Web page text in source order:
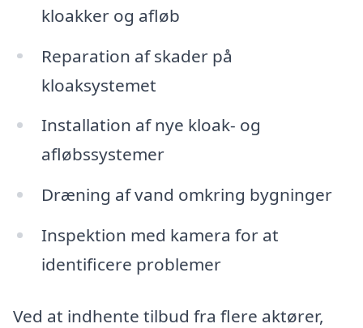
kloakker og afløb
Reparation af skader på
kloaksystemet
Installation af nye kloak- og
afløbssystemer
Dræning af vand omkring bygninger
Inspektion med kamera for at
identificere problemer
Ved at indhente tilbud fra flere aktører,